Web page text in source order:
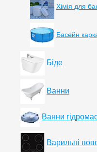
Хімія для
Басейн
Біде
Ванни
Ванни
Варильні